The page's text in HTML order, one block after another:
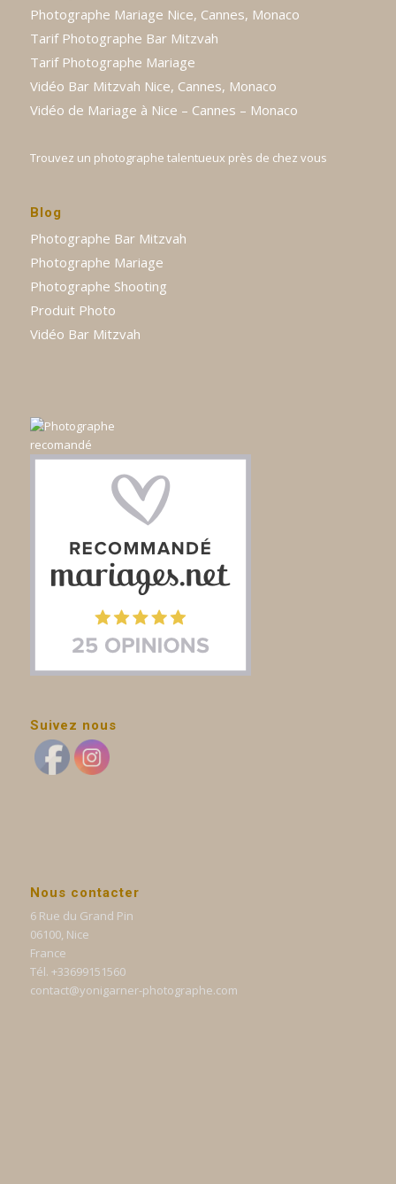
Photographe Mariage Nice, Cannes, Monaco
Tarif Photographe Bar Mitzvah
Tarif Photographe Mariage
Vidéo Bar Mitzvah Nice, Cannes, Monaco
Vidéo de Mariage à Nice – Cannes – Monaco
Trouvez un photographe talentueux près de chez vous
Blog
Photographe Bar Mitzvah
Photographe Mariage
Photographe Shooting
Produit Photo
Vidéo Bar Mitzvah
Suivez nous
Nous contacter
6 Rue du Grand Pin
06100, Nice
France
Tél. +33699151560
contact@yonigarner-photographe.com